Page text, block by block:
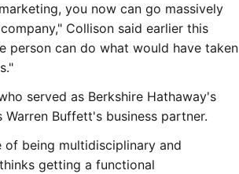
you now can go massively
Collison said earlier this
person can do what would have taken
served as Berkshire Hathaway's
Buffett's business partner.
being multidisciplinary and
getting a functional